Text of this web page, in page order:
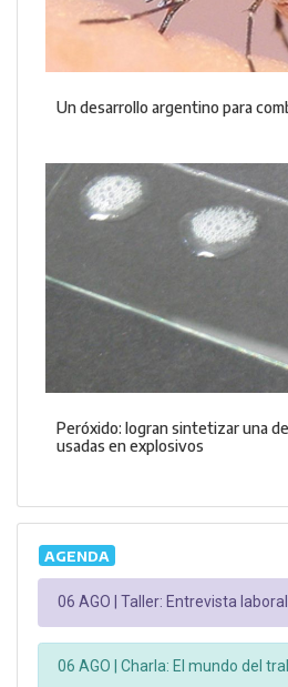
Un desarrollo argentino para
Peróxido: logran sintetizar una
usadas en explosivos
AGENDA
06 AGO | Taller: Entrevista
06 AGO | Charla: El mundo del